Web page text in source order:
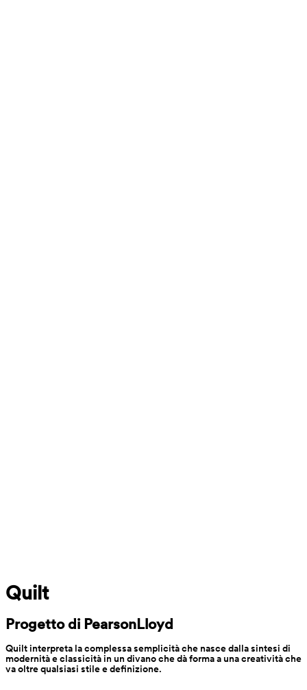
Quilt
Progetto di PearsonLloyd
Quilt interpreta la complessa semplicità che nasce dalla sintesi di
modernità e classicità in un divano che dà forma a una creatività che
va oltre qualsiasi stile e definizione.